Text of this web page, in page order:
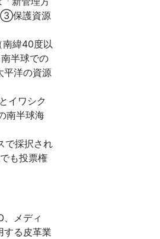
③保護資源
南緯40度以
半球での
平洋の資源
イワシク
南半球海
で採択され
も投票権
メディ
する皮革業